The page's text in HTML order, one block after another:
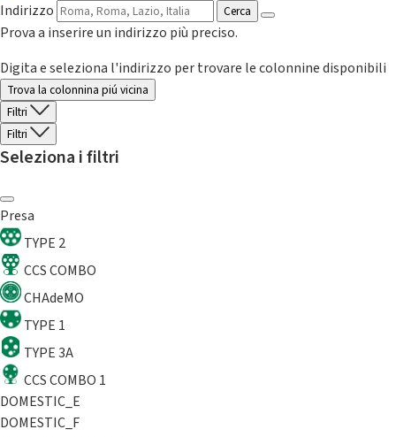
Indirizzo
Cerca
Prova a inserire un indirizzo più preciso.
Digita e seleziona l'indirizzo per trovare le colonnine disponibili
Trova la colonnina piú vicina
Filtri
Filtri
Seleziona i filtri
Presa
TYPE 2
CCS COMBO
CHAdeMO
TYPE 1
TYPE 3A
CCS COMBO 1
DOMESTIC_E
DOMESTIC_F